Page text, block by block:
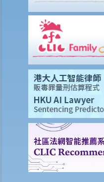
b. 取消駕駛執照
c. 酒後或藥後駕駛與沒有提供樣
1. 與駕駛執照有關
a. 一般
Q1. 持有學習者駕駛執照的人士
b. 允許並無持有駕駛執照的人駕
Q1. 其他國家發出的駕駛執照在
Q2. 如果我讓我的孩子坐在駕駛
會被控告任何罪行嗎？
c. 被取消駕駛資格期間駕駛